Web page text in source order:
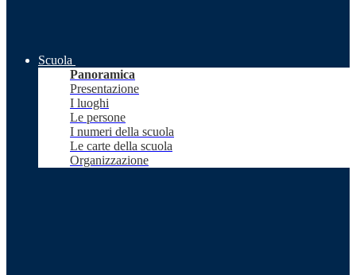
Scuola
Panoramica
Presentazione
I luoghi
Le persone
I numeri della scuola
Le carte della scuola
Organizzazione